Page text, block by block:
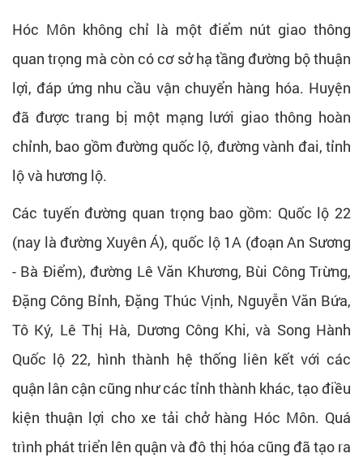
Hóc Môn không chỉ là một điểm nút giao thông
quan trọng mà còn có cơ sở hạ tầng đường bộ thuận
lợi, đáp ứng nhu cầu vận chuyển hàng hóa. Huyện
đã được trang bị một mạng lưới giao thông hoàn
chỉnh, bao gồm đường quốc lộ, đường vành đai, tỉnh
lộ và hương lộ.
Các tuyến đường quan trọng bao gồm: Quốc lộ 22
(nay là đường Xuyên Á), quốc lộ 1A (đoạn An Sương
- Bà Điểm), đường Lê Văn Khương, Bùi Công Trừng,
Đặng Công Bỉnh, Đặng Thúc Vịnh, Nguyễn Văn Bứa,
Tô Ký, Lê Thị Hà, Dương Công Khi, và Song Hành
Quốc lộ 22, hình thành hệ thống liên kết với các
quận lân cận cũng như các tỉnh thành khác, tạo điều
kiện thuận lợi cho xe tải chở hàng Hóc Môn. Quá
trình phát triển lên quận và đô thị hóa cũng đã tạo ra